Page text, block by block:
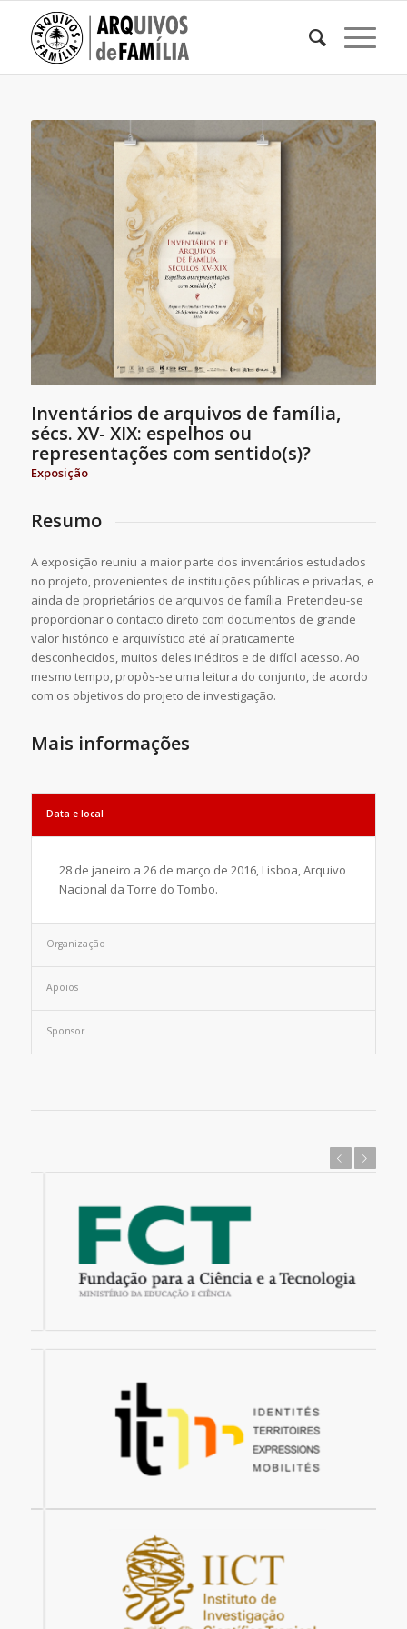
Inventários de arquivos de família,
sécs. XV- XIX: espelhos ou
representações com sentido(s)?
Exposição
Resumo
A exposição reuniu a maior parte dos inventários estudados
no projeto, provenientes de instituições públicas e privadas, e
ainda de proprietários de arquivos de família. Pretendeu-se
proporcionar o contacto direto com documentos de grande
valor histórico e arquivístico até aí praticamente
desconhecidos, muitos deles inéditos e de difícil acesso. Ao
mesmo tempo, propôs-se uma leitura do conjunto, de acordo
com os objetivos do projeto de investigação.
Mais informações
Data e local
28 de janeiro a 26 de março de 2016, Lisboa, Arquivo
Nacional da Torre do Tombo.
Organização
Apoios
Sponsor